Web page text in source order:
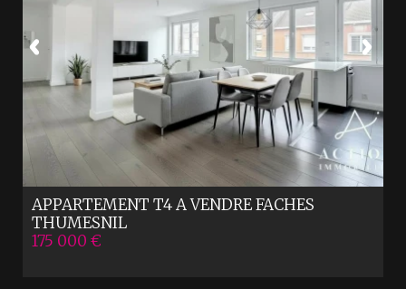
APPARTEMENT T4 A VENDREFACHES
THUMESNIL
175 000 €